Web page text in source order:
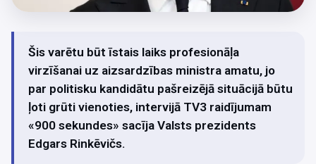
Šis varētu būt īstais laiks profesionāļa
virzīšanai uz aizsardzības ministra amatu, jo
par politisku kandidātu pašreizējā situācijā būtu
ļoti grūti vienoties, intervijā TV3 raidījumam
«900 sekundes» sacīja Valsts prezidents
Edgars Rinkēvičs.